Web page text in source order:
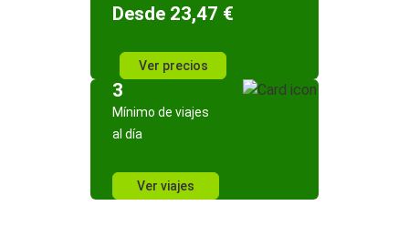
Desde 23,47 €
Ver precios
3
Mínimo de viajes
al día
Ver viajes